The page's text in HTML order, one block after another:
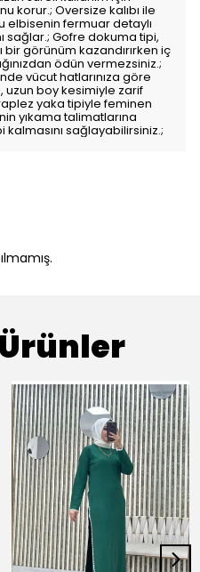
korur.; Oversize kalıbı ile
elbisenin fermuar detaylı
sağlar.; Gofre dokuma tipi,
bir görünüm kazandırırken iç
ödün vermezsiniz.;
vücut hatlarınıza göre
boy kesimiyle zarif
yaka tipiyle feminen
yıkama talimatlarına
sağlayabilirsiniz.;